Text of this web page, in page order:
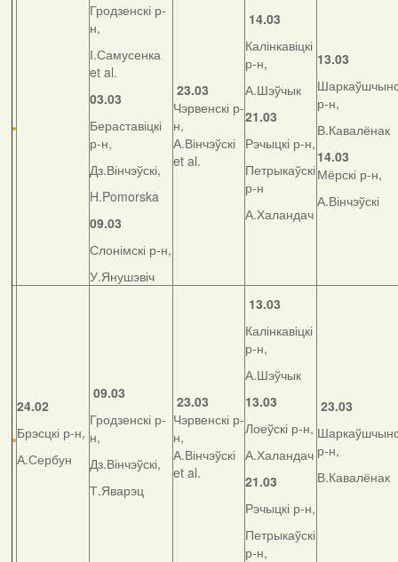
Гродзенскі р-
н,
І.Самусенка
et al.
03.03
Бераставіцкі
р-н,
Дз.Вінчэўскі,
H.Pomorska
09.03
Слонімскі р-н,
У.Янушэвіч
23.03
Чэрвенскі р-
н,
А.Вінчэўскі
et al.
14.03
Калінкавіцкі
р-н,
А.Шэўчык
21.03
Рэчыцкі р-н,
Петрыкаўскі
р-н
А.Халандач
13.03
р-н,
В.Кавалёнак
14.03
Мёрскі р-н,
А.Вінчэўскі
24.02
Брэсцкі р-н,
А.Сербун
09.03
Гродзенскі р-
н,
Дз.Вінчэўскі,
Т.Яварэц
23.03
Чэрвенскі р-
н,
А.Вінчэўскі
et al.
13.03
Калінкавіцкі
р-н,
А.Шэўчык
13.03
Лоеўскі р-н,
А.Халандач
21.03
Рэчыцкі р-н,
Петрыкаўскі
р-н,
23.03
р-н,
В.Кавалёнак